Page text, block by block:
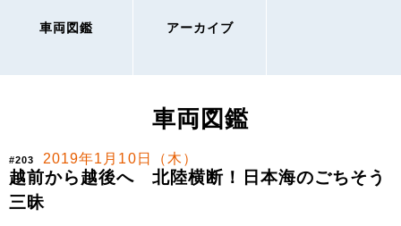
車両図鑑 アーカイブ
車両図鑑
#203 2019年1月10日（木）
越前から越後へ 北陸横断！日本海のごちそう
三昧